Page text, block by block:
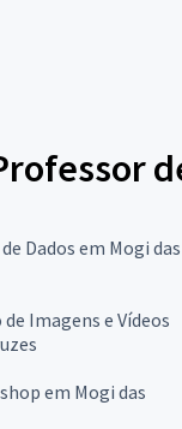
Dados em Mogi das
Imagens e Vídeos
em Mogi das